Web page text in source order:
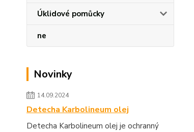
Úklidové pomůcky
ne
Novinky
14.09.2024
Detecha Karbolineum olej
Detecha Karbolineum olej je ochranný